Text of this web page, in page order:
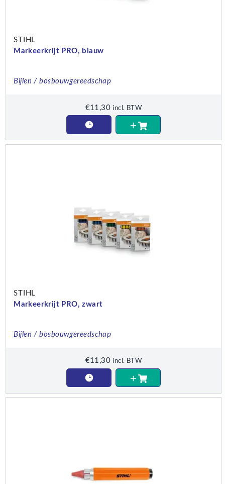
STIHL
Markeerkrijt PRO, blauw
Bijlen / bosbouwgereedschap
€11,30 incl. BTW
STIHL
Markeerkrijt PRO, zwart
Bijlen / bosbouwgereedschap
€11,30 incl. BTW